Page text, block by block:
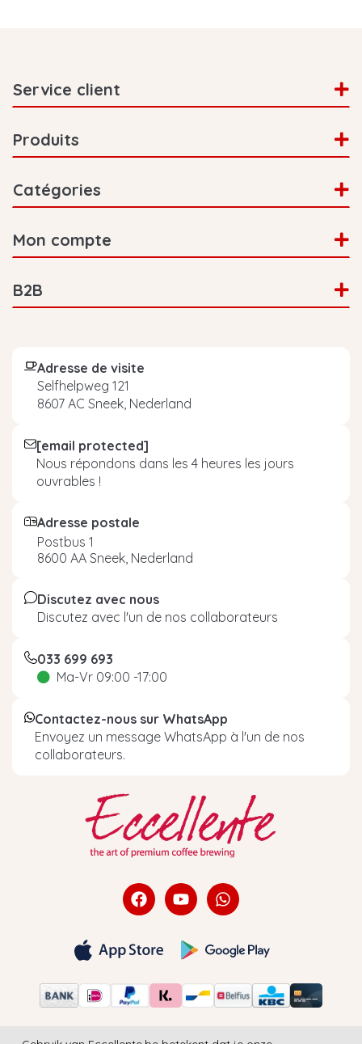
Service client
Produits
Catégories
Mon compte
B2B
Adresse de visite
Selfhelpweg 121
8607 AC Sneek, Nederland
[email protected]
Nous répondons dans les 4 heures les jours
ouvrables !
Adresse postale
Postbus 1
8600 AA Sneek, Nederland
Discutez avec nous
Discutez avec l'un de nos collaborateurs
033 699 693
Ma-Vr 09:00 -17:00
Contactez-nous sur WhatsApp
Envoyez un message WhatsApp à l'un de nos
collaborateurs.